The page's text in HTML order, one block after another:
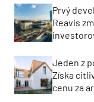
Prvý
Reavis
Jeden z
Získa
cenu za